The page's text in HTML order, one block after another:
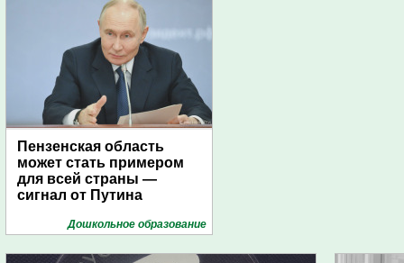
Пензенская область
может стать примером
для всей страны —
сигнал от Путина
Дошкольное образование